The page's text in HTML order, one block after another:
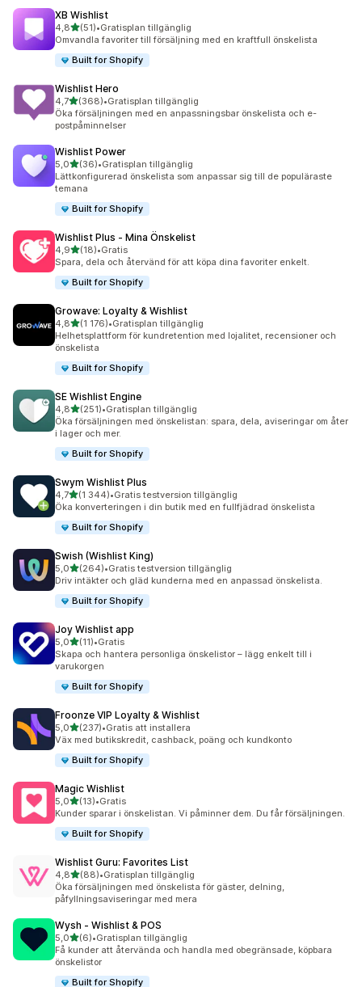
XB Wishlist
4,8av 5 stjärnor
(51)
51 recensioner totalt
•Gratisplan tillgänglig
Omvandla favoriter till försäljning med en kraftfull önskelista
Built for Shopify
Wishlist Hero
4,7av 5 stjärnor
(368)
368 recensioner totalt
•Gratisplan tillgänglig
Öka försäljningen med en anpassningsbar önskelista och e-
postpåminnelser
Wishlist Power
5,0av 5 stjärnor
(36)
36 recensioner totalt
•Gratisplan tillgänglig
Lättkonfigurerad önskelista som anpassar sig till de populäraste
temana
Built for Shopify
Wishlist Plus ‑ Mina Önskelist
4,9av 5 stjärnor
(18)
18 recensioner totalt
•Gratis
Spara, dela och återvänd för att köpa dina favoriter enkelt.
Built for Shopify
Growave: Loyalty & Wishlist
4,8av 5 stjärnor
(1 176)
1176 recensioner totalt
•Gratisplan tillgänglig
Helhetsplattform för kundretention med lojalitet, recensioner och
önskelista
Built for Shopify
SE Wishlist Engine
4,8av 5 stjärnor
(251)
251 recensioner totalt
•Gratisplan tillgänglig
Öka försäljningen med önskelistan: spara, dela, aviseringar om åter
i lager och mer.
Built for Shopify
Swym Wishlist Plus
4,7av 5 stjärnor
(1 344)
1344 recensioner totalt
•Gratis testversion tillgänglig
Öka konverteringen i din butik med en fullfjädrad önskelista
Built for Shopify
Swish (Wishlist King)
5,0av 5 stjärnor
(264)
264 recensioner totalt
•Gratis testversion tillgänglig
Driv intäkter och gläd kunderna med en anpassad önskelista.
Built for Shopify
Joy Wishlist app
5,0av 5 stjärnor
(11)
11 recensioner totalt
•Gratis
Skapa och hantera personliga önskelistor – lägg enkelt till i
varukorgen
Built for Shopify
Froonze VIP Loyalty & Wishlist
5,0av 5 stjärnor
(237)
237 recensioner totalt
•Gratis att installera
Väx med butikskredit, cashback, poäng och kundkonto
Built for Shopify
Magic Wishlist
5,0av 5 stjärnor
(13)
13 recensioner totalt
•Gratis
Kunder sparar i önskelistan. Vi påminner dem. Du får försäljningen.
Built for Shopify
Wishlist Guru: Favorites List
4,8av 5 stjärnor
(88)
88 recensioner totalt
•Gratisplan tillgänglig
Öka försäljningen med önskelista för gäster, delning,
påfyllningsaviseringar med mera
Wysh ‑ Wishlist & POS
5,0av 5 stjärnor
(6)
6 recensioner totalt
•Gratisplan tillgänglig
Få kunder att återvända och handla med obegränsade, köpbara
önskelistor
Built for Shopify